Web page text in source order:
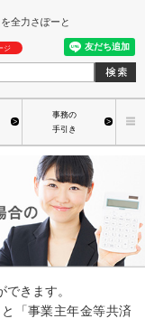
全力さぽーと
ジ
事務の
手引き
きます。
「事業主年金等共済